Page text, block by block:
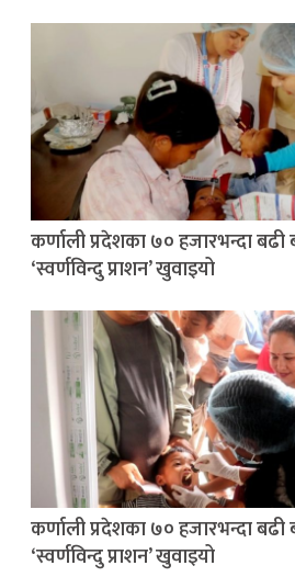
कर्णाली प्रदेशका ७० हजारभन्दा
‘स्वर्णविन्दु प्राशन’ खुवाइयो
कर्णाली प्रदेशका ७० हजारभन्दा
‘स्वर्णविन्दु प्राशन’ खुवाइयो